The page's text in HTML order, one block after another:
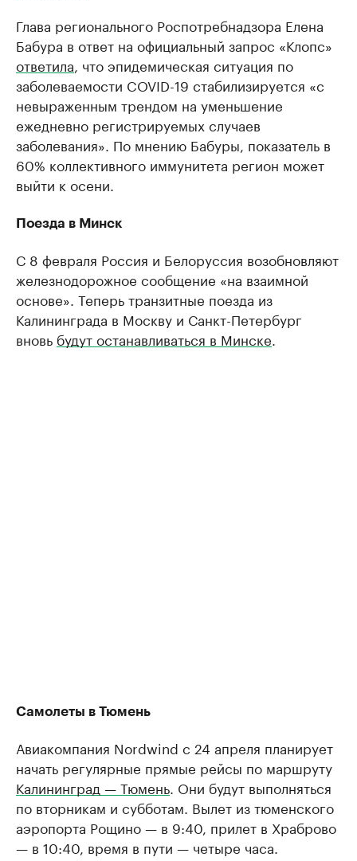
Глава регионального Роспотребнадзора Елена
Бабура в ответ на официальный запрос «Клопс»
ответила , что эпидемическая ситуация по
заболеваемости COVID-19 стабилизируется «с
невыраженным трендом на уменьшение
ежедневно регистрируемых случаев
заболевания». По мнению Бабуры, показатель в
60% коллективного иммунитета регион может
выйти к осени.
Поезда в Минск
С 8 февраля Россия и Белоруссия возобновляют
железнодорожное сообщение «на взаимной
основе». Теперь транзитные поезда из
Калининграда в Москву и Санкт-Петербург
вновь будут останавливаться в Минске
Самолеты в Тюмень
Авиакомпания Nordwind с 24 апреля планирует
начать регулярные прямые рейсы по маршруту
Калининград — Тюмень . Они будут выполняться
по вторникам и субботам. Вылет из тюменского
аэропорта Рощино — в 9:40, прилет в Храброво
— в 10:40, время в пути — четыре часа.